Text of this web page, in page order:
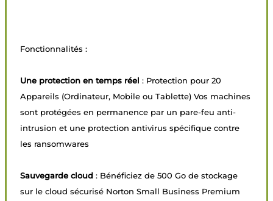
Fonctionnalités :
Une protection en temps réel: Protection pour 20
Appareils (Ordinateur, Mobile ou Tablette) Vos machines
sont protégées en permanence par un pare-feu anti-
intrusion et une protection antivirus spécifique contre
les ransomwares
Sauvegarde cloud : Bénéficiez de 500 Go de stockage
sur le cloud sécurisé Norton Small Business Premium